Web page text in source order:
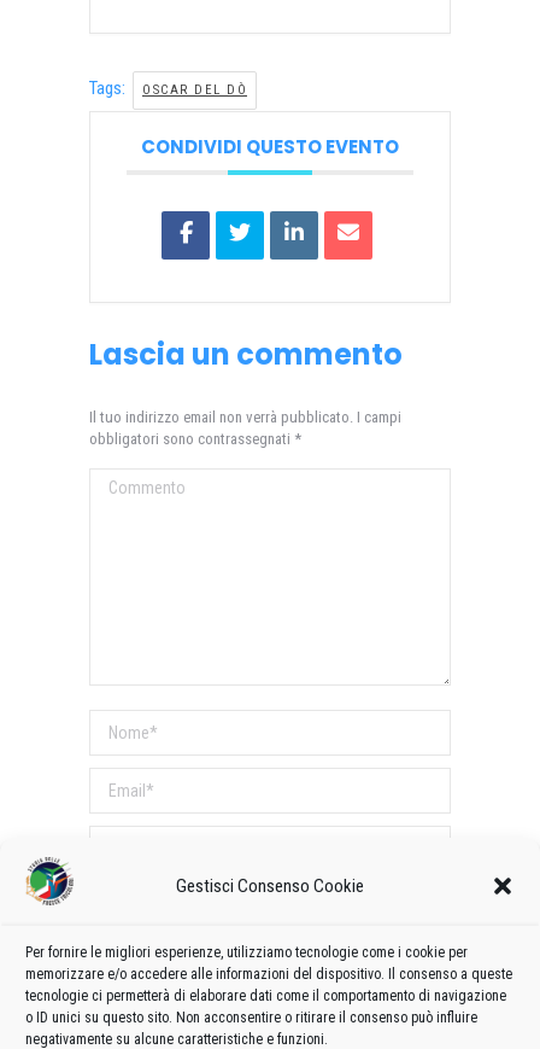
Gestisci Consenso Cookie
Per fornire le migliori esperienze, utilizziamo tecnologie come i cookie per
memorizzare e/o accedere alle informazioni del dispositivo. Il consenso a queste
tecnologie ci permetterà di elaborare dati come il comportamento di navigazione
o ID unici su questo sito. Non acconsentire o ritirare il consenso può influire
negativamente su alcune caratteristiche e funzioni.
Tags: OSCAR DEL DÒ
CONDIVIDI QUESTO EVENTO
Lascia un commento
Il tuo indirizzo email non verrà pubblicato. I campi
obbligatori sono contrassegnati *
Commento
Nome *
Email *
Sito web
Questo sito utilizza Akismet per ridurre lo spam.
Scopri come vengono elaborati i dati derivati dai
commenti.